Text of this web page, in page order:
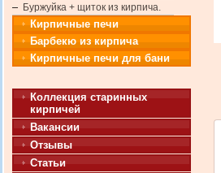
Буржуйка + щиток из кирпича.
Кирпичные печи
Барбекю из кирпича
Кирпичные печи для бани
Коллекция старинных
кирпичей
Вакансии
Отзывы
Статьи